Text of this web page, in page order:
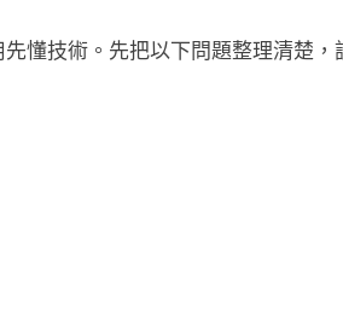
懂技術。先把以下問題整理清楚，